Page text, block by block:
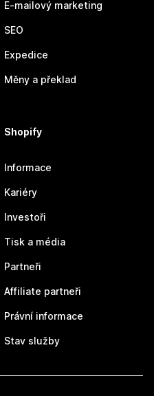
E-mailový marketing
SEO
Expedice
Měny a překlad
Shopify
Informace
Kariéry
Investoři
Tisk a média
Partneři
Affiliate partneři
Právní informace
Stav služby